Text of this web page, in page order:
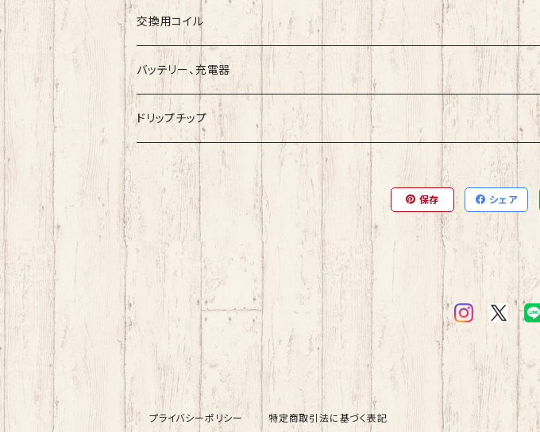
Umbrella Mods
Holy Atty
Ambition Mods
Freak
クリアロマイザー
ツール
ESC
国産リキッド
MKVAPE
BaksLiquidLab
小江戸工房
SAROME
Iceberg
MKLab
海外産リキッド
Bandito Juice
COF『Cloudy O Funky』
Mystic Juice
ZAP！Juice
French Bakery
X-BAR
交換用コイル
バッテリー、充電器
ドリップチップ
保存 シェア
プライバシーポリシー 特定商取引法に基づく表記